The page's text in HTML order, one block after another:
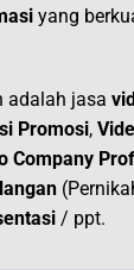
yang
adalah jasa
Promosi,
Company
/ ppt.